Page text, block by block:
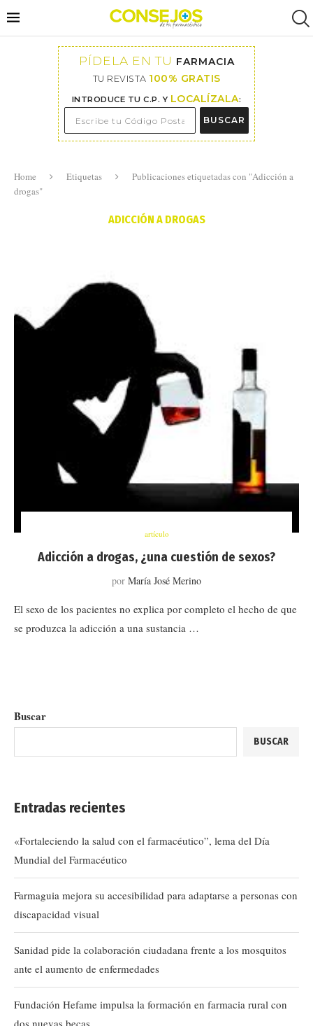
PÍDELA EN TU FARMACIA
TU REVISTA 100% GRATIS
INTRODUCE TU C.P. Y LOCALÍZALA:
BUSCAR
Home Etiquetas
Publicaciones etiquetadas con "Adicción a
drogas"
ADICCIÓN A DROGAS
artículo
Adicción a drogas, ¿una cuestión de sexos?
por María José Merino
El sexo de los pacientes no explica por completo el hecho de que
se produzca la adicción a una sustancia …
Buscar
BUSCAR
Entradas recientes
«Fortaleciendo la salud con el farmacéutico”, lema del Día
Mundial del Farmacéutico
Farmaguia mejora su accesibilidad para adaptarse a personas con
discapacidad visual
Sanidad pide la colaboración ciudadana frente a los mosquitos
ante el aumento de enfermedades
Fundación Hefame impulsa la formación en farmacia rural con
dos nuevas becas